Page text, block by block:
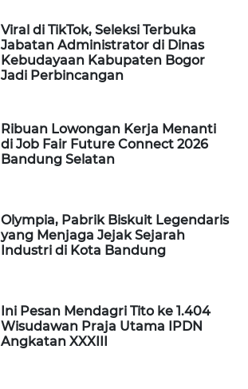
Viral di TikTok, Seleksi Terbuka
Jabatan Administrator di Dinas
Kebudayaan Kabupaten Bogor
Jadi Perbincangan
Ribuan Lowongan Kerja Menanti
di Job Fair Future Connect 2026
Bandung Selatan
Olympia, Pabrik Biskuit Legendaris
yang Menjaga Jejak Sejarah
Industri di Kota Bandung
Ini Pesan Mendagri Tito ke 1.404
Wisudawan Praja Utama IPDN
Angkatan XXXIII